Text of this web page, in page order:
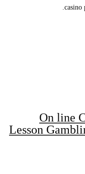
casino
On line
Lesson